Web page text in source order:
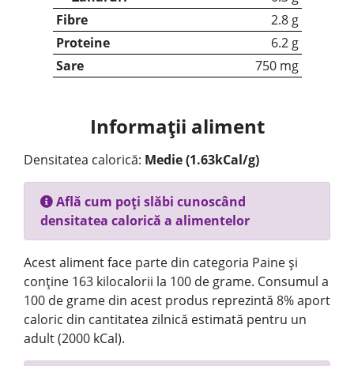
Fibre
2.8 g
Proteine
6.2 g
Sare
750 mg
Informații aliment
Densitatea calorică: Medie (1.63kCal/g)
Află cum poți slăbi cunoscând
densitatea calorică a alimentelor
Acest aliment face parte din categoria Paine și
conține 163 kilocalorii la 100 de grame. Consumul a
100 de grame din acest produs reprezintă 8% aport
caloric din cantitatea zilnică estimată pentru un
adult (2000 kCal).